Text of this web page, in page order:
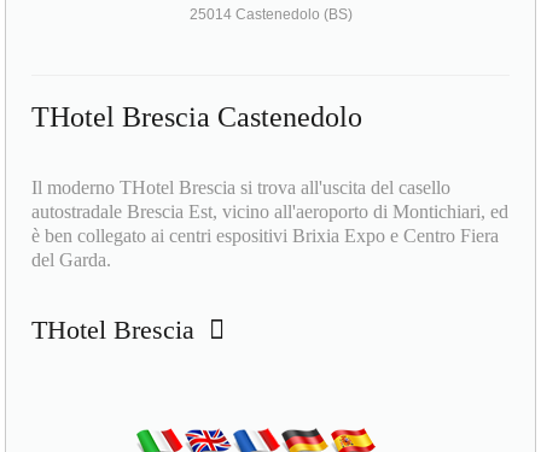
25014 Castenedolo (BS)
THotel Brescia Castenedolo
Il moderno THotel Brescia si trova all'uscita del casello
autostradale Brescia Est, vicino all'aeroporto di Montichiari, ed
è ben collegato ai centri espositivi Brixia Expo e Centro Fiera
del Garda.
THotel Brescia